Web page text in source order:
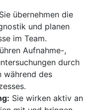
Sie übernehmen die
und planen
im Team.
Aufnahme-,
durch
während des
Sie wirken aktiv an